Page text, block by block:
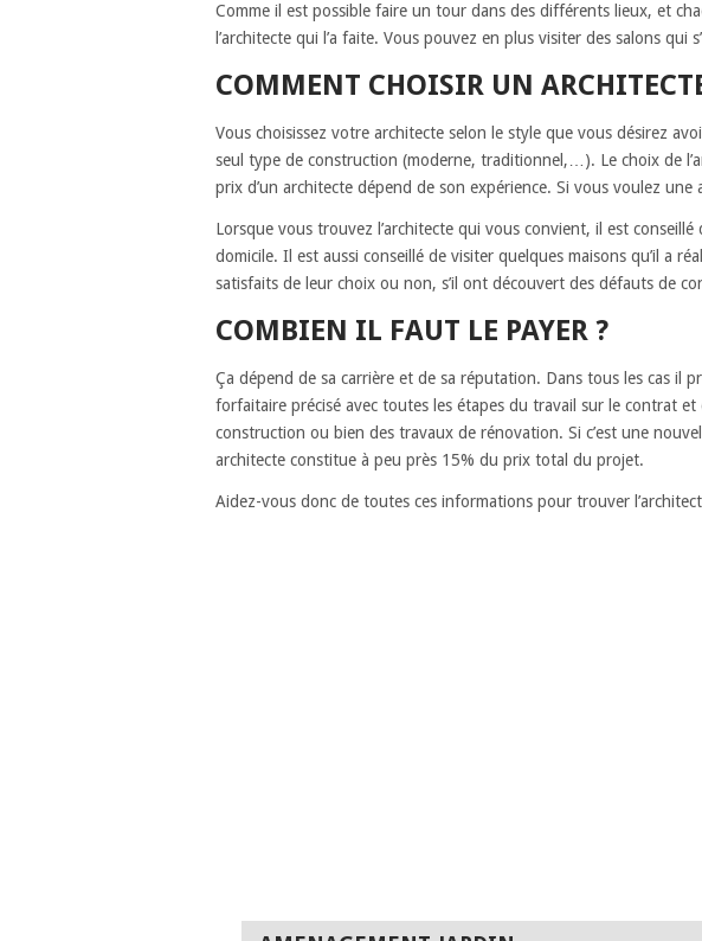
Comme il est possible faire un tour dans des différents lieux, et
l’architecte qui l’a faite. Vous pouvez en plus visiter des salons
COMMENT CHOISIR UN
Vous choisissez votre architecte selon le style que vous désirez
seul type de construction (moderne, traditionnel,…). Le choix de
prix d’un architecte dépend de son expérience. Si vous voulez
Lorsque vous trouvez l’architecte qui vous convient, il est
domicile. Il est aussi conseillé de visiter quelques maisons qu’il a
satisfaits de leur choix ou non, s’il ont découvert des défauts de
COMBIEN IL FAUT LE PAYER ?
Ça dépend de sa carrière et de sa réputation. Dans tous les cas
forfaitaire précisé avec toutes les étapes du travail sur le contrat
construction ou bien des travaux de rénovation. Si c’est une
architecte constitue à peu près 15% du prix total du projet.
Aidez-vous donc de toutes ces informations pour trouver